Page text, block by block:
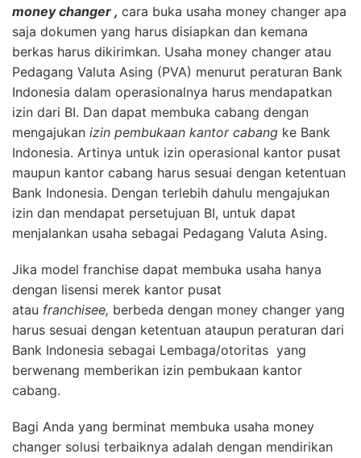
money changer , cara buka usaha money changer apa
saja dokumen yang harus disiapkan dan kemana
berkas harus dikirimkan. Usaha money changer atau
Pedagang Valuta Asing (PVA) menurut peraturan Bank
Indonesia dalam operasionalnya harus mendapatkan
izin dari BI. Dan dapat membuka cabang dengan
mengajukan izin pembukaan kantor cabang ke Bank
Indonesia. Artinya untuk izin operasional kantor pusat
maupun kantor cabang harus sesuai dengan ketentuan
Bank Indonesia. Dengan terlebih dahulu mengajukan
izin dan mendapat persetujuan BI, untuk dapat
menjalankan usaha sebagai Pedagang Valuta Asing.
Jika model franchise dapat membuka usaha hanya
dengan lisensi merek kantor pusat
atau franchisee, berbeda dengan money changer yang
harus sesuai dengan ketentuan ataupun peraturan dari
Bank Indonesia sebagai Lembaga/otoritas yang
berwenang memberikan izin pembukaan kantor
cabang.
Bagi Anda yang berminat membuka usaha money
changer solusi terbaiknya adalah dengan mendirikan